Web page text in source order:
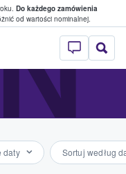
Do każdego zamówienia
od wartości nominalnej.
StubHub —
i
daty Sortuj według